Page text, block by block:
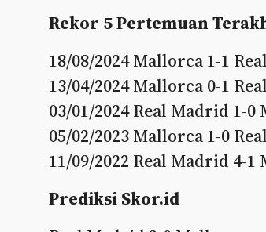
Rekor 5 Pertemuan
18/08/2024 Mallorca 1-1
13/04/2024 Mallorca 0-1
03/01/2024 Real Madrid 1-
05/02/2023 Mallorca 1-0
11/09/2022 Real Madrid 4-
Prediksi Skor.id